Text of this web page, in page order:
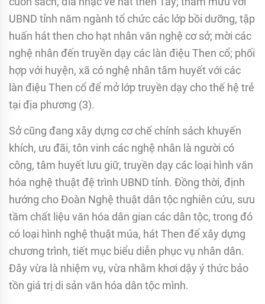
UBND tỉnh năm ngành tổ chức các lớp bồi dưỡng, tập
huấn hát then cho hạt nhân văn nghệ cơ sở; mời các
nghệ nhân đến truyền dạy các làn điệu Then cổ; phối
hợp với huyện, xã có nghệ nhân tâm huyết với các
làn điệu Then cổ để mở lớp truyền dạy cho thế hệ trẻ
tại địa phương (3).
Sở cũng đang xây dựng cơ chế chính sách khuyến
khích, ưu đãi, tôn vinh các nghệ nhân là người có
công, tâm huyết lưu giữ, truyền dạy các loại hình văn
hóa nghệ thuật đệ trình UBND tỉnh. Đồng thời, định
hướng cho Đoàn Nghệ thuật dân tộc nghiên cứu, sưu
tầm chất liệu văn hóa dân gian các dân tộc, trong đó
có loại hình nghệ thuật múa, hát Then để xây dựng
chương trình, tiết mục biểu diễn phục vụ nhân dân.
Đây vừa là nhiệm vụ, vừa nhằm khơi dậy ý thức bảo
tồn giá trị di sản văn hóa dân tộc mình.